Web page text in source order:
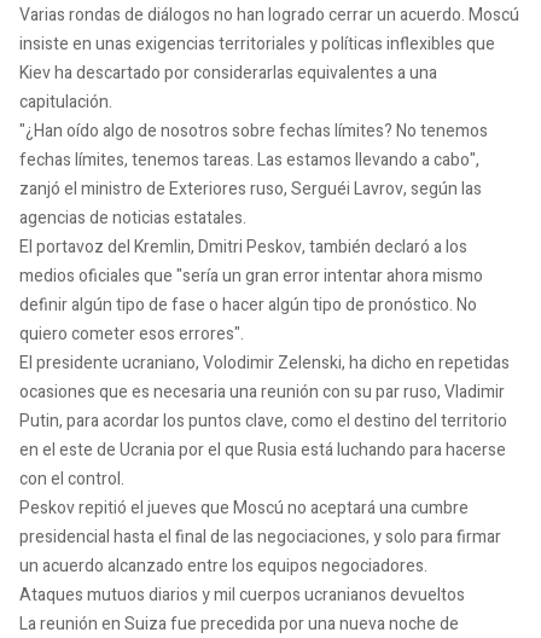
Varias rondas de diálogos no han logrado cerrar un acuerdo. Moscú
insiste en unas exigencias territoriales y políticas inflexibles que
Kiev ha descartado por considerarlas equivalentes a una
capitulación.
"¿Han oído algo de nosotros sobre fechas límites? No tenemos
fechas límites, tenemos tareas. Las estamos llevando a cabo",
zanjó el ministro de Exteriores ruso, Serguéi Lavrov, según las
agencias de noticias estatales.
El portavoz del Kremlin, Dmitri Peskov, también declaró a los
medios oficiales que "sería un gran error intentar ahora mismo
definir algún tipo de fase o hacer algún tipo de pronóstico. No
quiero cometer esos errores".
El presidente ucraniano, Volodimir Zelenski, ha dicho en repetidas
ocasiones que es necesaria una reunión con su par ruso, Vladimir
Putin, para acordar los puntos clave, como el destino del territorio
en el este de Ucrania por el que Rusia está luchando para hacerse
con el control.
Peskov repitió el jueves que Moscú no aceptará una cumbre
presidencial hasta el final de las negociaciones, y solo para firmar
un acuerdo alcanzado entre los equipos negociadores.
Ataques mutuos diarios y mil cuerpos ucranianos devueltos
La reunión en Suiza fue precedida por una nueva noche de